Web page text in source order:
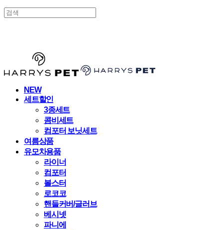
NEW
세트할인
3종세트
콤비세트
컴포터 보닛세트
여름상품
유모차용품
라이너
컴포터
볼스터
로코코
핸들커버/글러브
베시넷
파니에